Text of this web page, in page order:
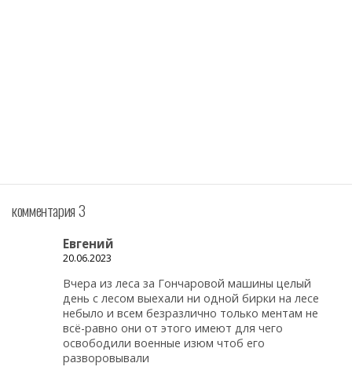
комментария 3
Евгений
20.06.2023
Вчера из леса за Гончаровой машины целый
день с лесом выехали ни одной бирки на лесе
небыло и всем безразлично только ментам не
всё-равно они от этого имеют для чего
освободили военные изюм чтоб его
разворовывали